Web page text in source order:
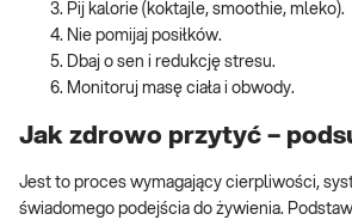
Pij kalorie (koktajle, smoothie, mleko).
Nie pomijaj posiłków.
Dbaj o sen i redukcję stresu.
Monitoruj masę ciała i obwody.
Jak zdrowo przytyć –
Jest to proces wymagający cierpliwości,
świadomego podejścia do żywienia.